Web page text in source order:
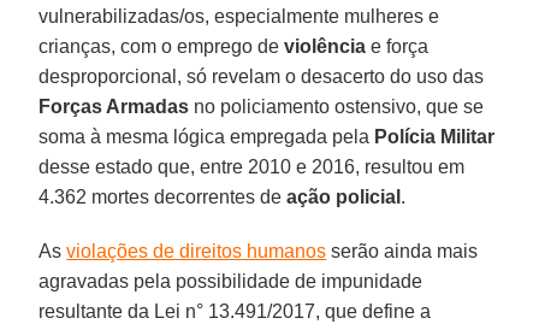
vulnerabilizadas/os, especialmente mulheres e
crianças, com o emprego de violência e força
desproporcional, só revelam o desacerto do uso das
Forças Armadas no policiamento ostensivo, que se
soma à mesma lógica empregada pela Polícia Militar
desse estado que, entre 2010 e 2016, resultou em
4.362 mortes decorrentes deação policial .
Asviolações de direitos humanos serão ainda mais
agravadas pela possibilidade de impunidade
resultante da Lei n° 13.491/2017, que define a